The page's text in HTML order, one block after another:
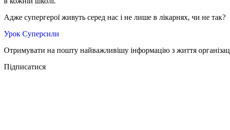
Адже супергерої живуть серед нас і не лише в лікарнях, чи не так?
Урок Суперсили
Отримувати на пошту найважливішу інформацію з життя
Підписатися